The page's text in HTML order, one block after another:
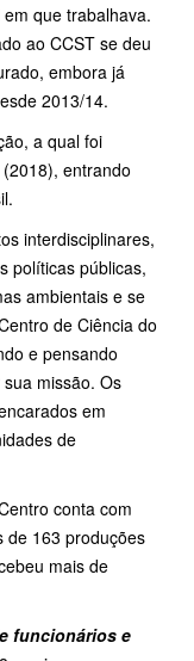
que trabalhava.
ao CCST se deu
embora já
2013/14.
a qual foi
entrando
interdisciplinares,
políticas públicas,
ambientais e se
de Ciência do
e pensando
missão. Os
em
de
conta com
de 163 produções
mais de
funcionários e